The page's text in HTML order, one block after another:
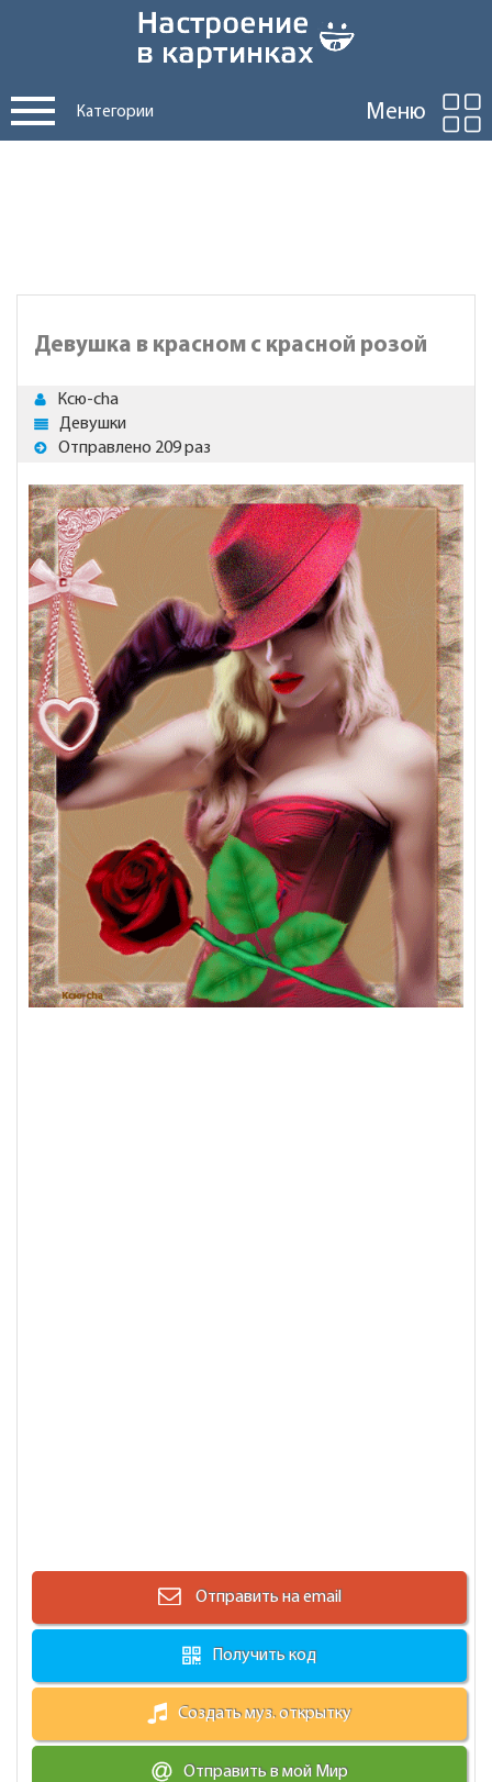
Категории Меню
Девушка в красном с красной розой
Ксю-cha
Девушки
Отправлено 209 раз
Отправить на email
Получить код
Создать муз. открытку
Отправить в мой Мир